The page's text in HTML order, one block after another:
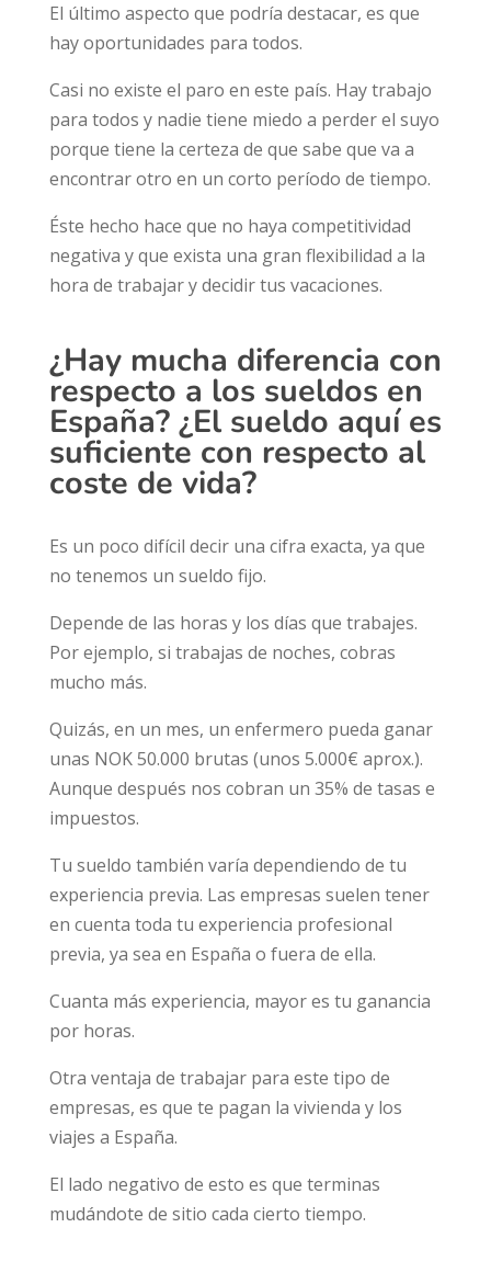
El último aspecto que podría destacar, es que
hay oportunidades para todos.
Casi no existe el paro en este país. Hay trabajo
para todos y nadie tiene miedo a perder el suyo
porque tiene la certeza de que sabe que va a
encontrar otro en un corto período de tiempo.
Éste hecho hace que no haya competitividad
negativa y que exista una gran flexibilidad a la
hora de trabajar y decidir tus vacaciones.
¿Hay mucha diferencia con
respecto a los sueldos en
España? ¿El sueldo aquí es
suficiente con respecto al
coste de vida?
Es un poco difícil decir una cifra exacta, ya que
no tenemos un sueldo fijo.
Depende de las horas y los días que trabajes.
Por ejemplo, si trabajas de noches, cobras
mucho más.
Quizás, en un mes, un enfermero pueda ganar
unas NOK 50.000 brutas (unos 5.000€ aprox.).
Aunque después nos cobran un 35% de tasas e
impuestos.
Tu sueldo también varía dependiendo de tu
experiencia previa. Las empresas suelen tener
en cuenta toda tu experiencia profesional
previa, ya sea en España o fuera de ella.
Cuanta más experiencia, mayor es tu ganancia
por horas.
Otra ventaja de trabajar para este tipo de
empresas, es que te pagan la vivienda y los
viajes a España.
El lado negativo de esto es que terminas
mudándote de sitio cada cierto tiempo.